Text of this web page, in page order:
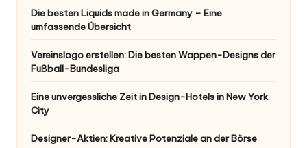
Die besten Liquids made in Germany – Eine
umfassende Übersicht
Vereinslogo erstellen: Die besten Wappen-Designs der
Fußball-Bundesliga
Eine unvergessliche Zeit in Design-Hotels in New York
City
Designer-Aktien: Kreative Potenziale an der Börse